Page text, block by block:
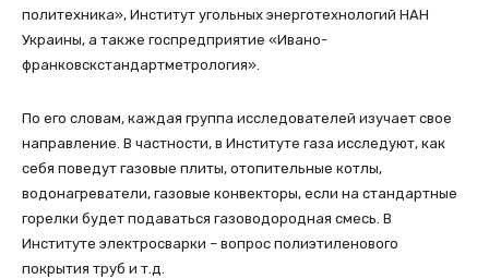
политехника», Институт угольных энерготехнологий НАН
Украины, а также госпредприятие «Ивано-
франковскстандартметрология».
По его словам, каждая группа исследователей изучает свое
направление. В частности, в Институте газа исследуют, как
себя поведут газовые плиты, отопительные котлы,
водонагреватели, газовые конвекторы, если на стандартные
горелки будет подаваться газоводородная смесь. В
Институте электросварки – вопрос полиэтиленового
покрытия труб и т.д.